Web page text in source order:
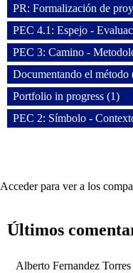
PR: Formalización de
PEC 4.1: Espejo -
PEC 3: Camino -
Documentando el método
Portfolio in progress (1)
PEC 2: Símbolo -
Acceder para ver a los
Últimos
Alberto Fernandez Torres